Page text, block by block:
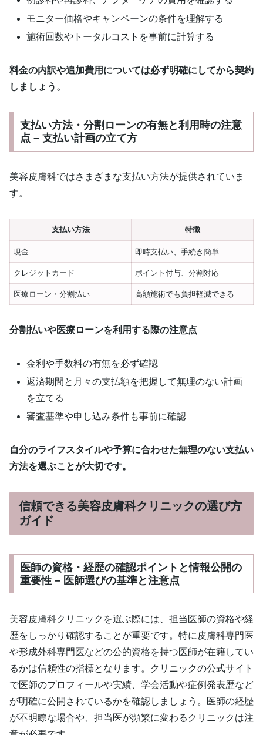
モニター価格やキャンペーンの条件を理解する
施術回数やトータルコストを事前に計算する
料金の内訳や追加費用については必ず明確にしてから契約
しましょう。
支払い方法・分割ローンの有無と利用時の注意
点 – 支払い計画の立て方
美容皮膚科ではさまざまな支払い方法が提供されていま
す。
支払い方法 特徴
現金 即時支払い、手続き簡単
クレジットカード ポイント付与、分割対応
医療ローン・分割払い 高額施術でも負担軽減できる
分割払いや医療ローンを利用する際の注意点
金利や手数料の有無を必ず確認
返済期間と月々の支払額を把握して無理のない計画
を立てる
審査基準や申し込み条件も事前に確認
自分のライフスタイルや予算に合わせた無理のない支払い
方法を選ぶことが大切です。
信頼できる美容皮膚科クリニックの選び方
ガイド
医師の資格・経歴の確認ポイントと情報公開の
重要性 – 医師選びの基準と注意点
美容皮膚科クリニックを選ぶ際には、担当医師の資格や経
歴をしっかり確認することが重要です。特に皮膚科専門医
や形成外科専門医などの公的資格を持つ医師が在籍してい
るかは信頼性の指標となります。クリニックの公式サイト
で医師のプロフィールや実績、学会活動や症例発表歴など
が明確に公開されているかを確認しましょう。医師の経歴
が不明瞭な場合や、担当医が頻繁に変わるクリニックは注